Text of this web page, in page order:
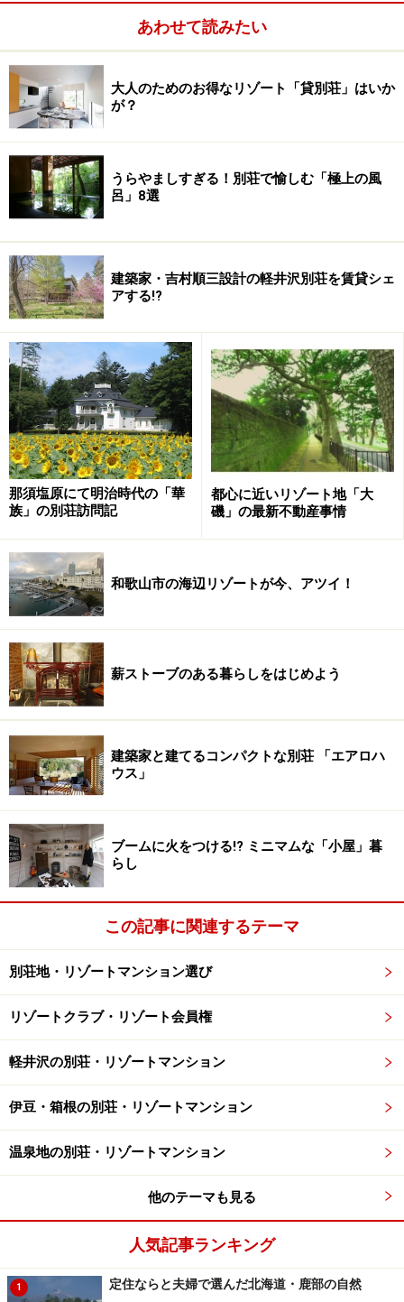
オーナーの高齢化に次の一手
今、多くの会員制リゾートクラブが直面しているのが会
員の高齢化です。会員権はバブル期で大きく会員数を増
やしたこともあり、当時55歳～60歳で契約された会員が
70代、80代になるので、クラブによっては体力的なこと
から退会する人も増えてきます。そこでバブル期に建設
された施設はリニューアルを実施。車を運転しなくても
利用できるように、都市部のターミナル駅からバス複数
社の共同でバス運行するなどのサービスもはじまってい
ます。またシニアの女性グループが利用しやすいよう
に、平日連泊割引や連泊キャンペーンの試みも多くなっ
ているようです。
次のページでは価格的にも手に入れやすく、お得感のあ
るリゾートクラブ会員権をご紹介します。
※記事内容は執筆時点のものです。最新の内容をご確認くださ
い。
あわせて読みたい
大人のためのお得なリゾート「貸別荘」はいか
が？
うらやましすぎる！別荘で愉しむ「極上の風
呂」8選
建築家・吉村順三設計の軽井沢別荘を賃貸シェ
アする!?
那須塩原にて明治時代の「華
族」の別荘訪問記
都心に近いリゾート地「大
磯」の最新不動産事情
和歌山市の海辺リゾートが今、アツイ！
薪ストーブのある暮らしをはじめよう
建築家と建てるコンパクトな別荘 「エアロハ
ウス」
ブームに火をつける!? ミニマムな「小屋」暮
らし
この記事に関連するテーマ
別荘地・リゾートマンション選び
リゾートクラブ・リゾート会員権
軽井沢の別荘・リゾートマンション
伊豆・箱根の別荘・リゾートマンション
温泉地の別荘・リゾートマンション
他のテーマも見る
人気記事ランキング
1 定住ならと夫婦で選んだ北海道・鹿部の自然